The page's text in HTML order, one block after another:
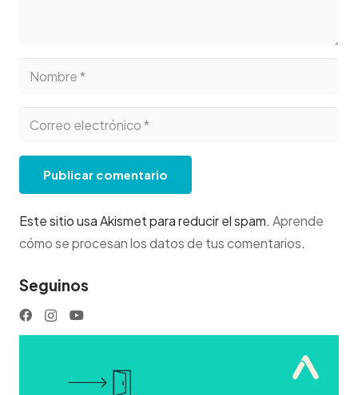
Publicar comentario
Este sitio usa Akismet para reducir el spam. Aprende
cómo se procesan los datos de tus comentarios.
Seguinos